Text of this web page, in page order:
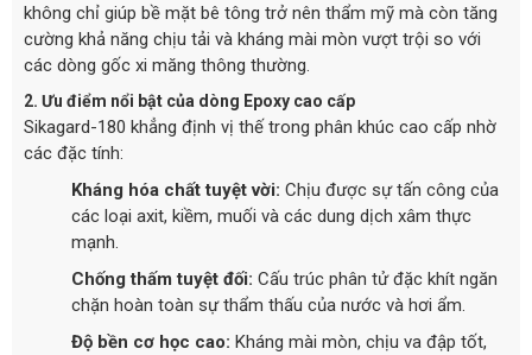
không chỉ giúp bề mặt bê tông trở nên thẩm mỹ mà còn tăng
cường khả năng chịu tải và kháng mài mòn vượt trội so với
các dòng gốc xi măng thông thường.
2. Ưu điểm nổi bật của dòng Epoxy cao cấp
Sikagard-180 khẳng định vị thế trong phân khúc cao cấp nhờ
các đặc tính:
Kháng hóa chất tuyệt vời: Chịu được sự tấn công của
các loại axit, kiềm, muối và các dung dịch xâm thực
mạnh.
Chống thấm tuyệt đối: Cấu trúc phân tử đặc khít ngăn
chặn hoàn toàn sự thẩm thấu của nước và hơi ẩm.
Độ bền cơ học cao: Kháng mài mòn, chịu va đập tốt,